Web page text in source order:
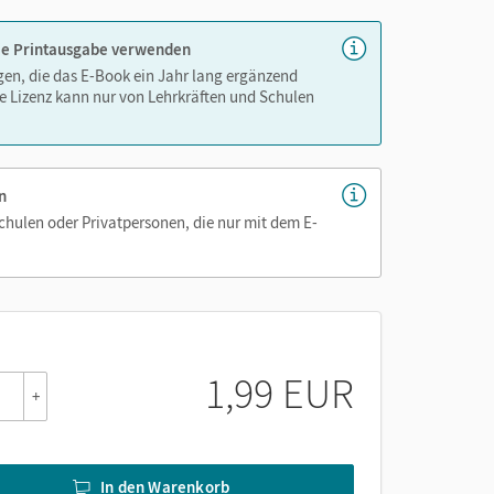
Printausgabe verwenden
die das E-Book ein Jahr lang ergänzend
kann nur von Lehrkräften und Schulen
oder Privatpersonen, die nur mit dem E-
+ 1,99 EUR
In den Warenkorb